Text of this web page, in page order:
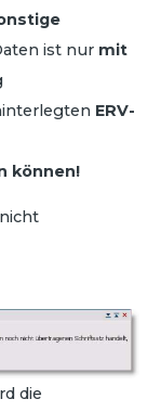
ist nur mit
ERV-
können!
die